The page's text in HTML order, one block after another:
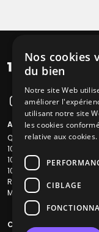
A propos
Qui sommes-nous ?
1001Salles
1001Salles PRO
1001Traiteurs
Reserverunbar
MP2
Contacts
Nos cookies
du bien
Notre site Web
améliorer
utilisant notre site
les cookies
relative aux cookies.
CIBLAGE